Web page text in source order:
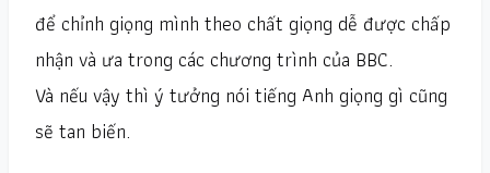
để chỉnh giọng mình theo chất giọng dễ được chấp
nhận và ưa trong các chương trình của BBC.
Và nếu vậy thì ý tưởng nói tiếng Anh giọng gì cũng
sẽ tan biến.